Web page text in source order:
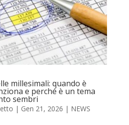
millesimali: quando è
e perché è un tema
sembri
| Gen 21, 2026 | NEWS